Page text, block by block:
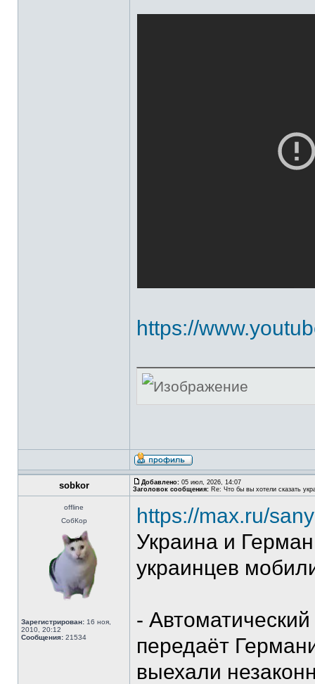
https://
sobkor Добавлено: 05 июл, 2026, 14:07
Заголовок сообщения: Re: Что бы вы хотели сказать
offline
СобКор
Зарегистрирован: 16 ноя,
2010, 20:12
Сообщения: 21534
https://max.ru/
Украина и
украинцев
-
передаёт
выехали